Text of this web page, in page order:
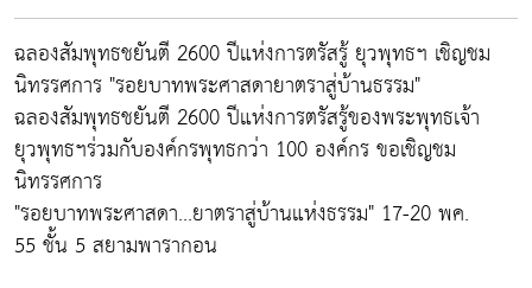
ฉลองสัมพุทธชยันตี 2600 ปีแห่งการตรัสรู้ ยุวพุทธฯ เชิญชม
นิทรรศการ "รอยบาทพระศาสดายาตราสู่บ้านธรรม"
ฉลองสัมพุทธชยันตี 2600 ปีแห่งการตรัสรู้ของพระพุทธเจ้า
ยุวพุทธฯร่วมกับองค์กรพุทธกว่า 100 องค์กร ขอเชิญชม
นิทรรศการ
"รอยบาทพระศาสดา...ยาตราสู่บ้านแห่งธรรม" 17-20 พค.
55 ชั้น 5 สยามพารากอน